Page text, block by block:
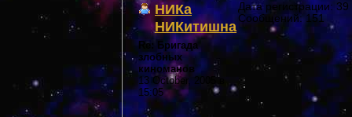
НИКа
НИКитишна
Re: Бригада
злобных
киноманов
13 October, 2005 в
15:05
Дата регистрации:
Сообщений: 151